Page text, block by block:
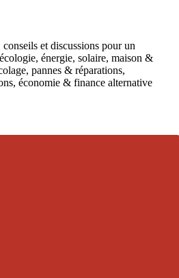
et discussions pour un
énergie, solaire, maison &
pannes & réparations,
économie & finance alternative